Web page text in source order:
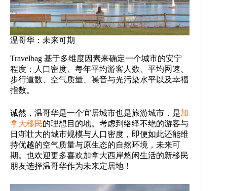
温哥华：未来可期
Travelbag 基于多维度因素来确定一个城市的安宁
程度：人口密度、每年平均游客人数、平均网速、
步行道数、空气质量、噪音与光污染水平以及幸福
指数。
诚然，温哥华是一个宜居城市也是旅游城市，是加
拿大移民的理想目的地。考虑到络绎不绝的游客与
日渐壮大的城市规模与人口密度，即便如此还能维
持优越的空气质量与原生态的自然环境，未来可
期。也欢迎更多喜欢加拿大西岸悠闲生活的新移民
朋友选择温哥华作为未来定居地！